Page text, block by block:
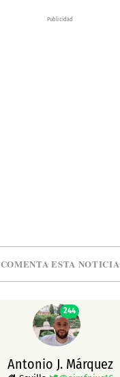
Publicidad
COMENTA ESTA NOTICIA
244
Antonio J. Márquez